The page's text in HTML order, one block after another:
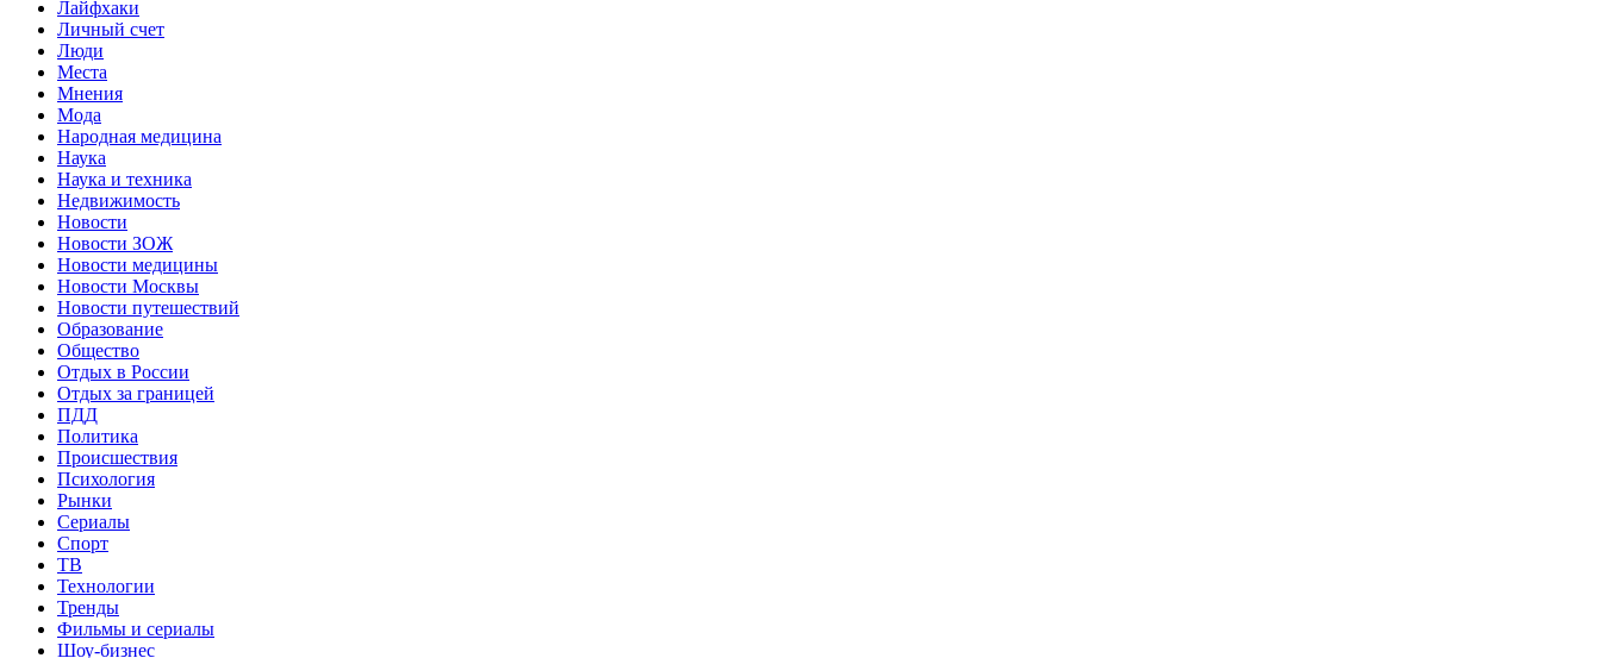
Лайфхаки
Личный счет
Люди
Места
Мнения
Мода
Народная медицина
Наука
Наука и техника
Недвижимость
Новости
Новости ЗОЖ
Новости медицины
Новости Москвы
Новости путешествий
Образование
Общество
Отдых в России
Отдых за границей
ПДД
Политика
Происшествия
Психология
Рынки
Сериалы
Спорт
ТВ
Технологии
Тренды
Фильмы и сериалы
Шоу-бизнес